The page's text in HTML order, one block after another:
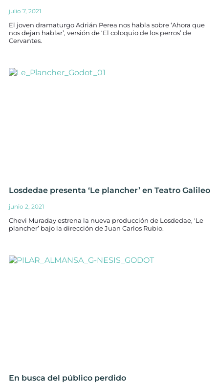
julio 7, 2021
El joven dramaturgo Adrián Perea nos habla sobre ‘Ahora que
nos dejan hablar’, versión de ‘El coloquio de los perros’ de
Cervantes.
Losdedae presenta ‘Le plancher’ en Teatro Galileo
junio 2, 2021
Chevi Muraday estrena la nueva producción de Losdedae, ‘Le
plancher’ bajo la dirección de Juan Carlos Rubio.
En busca del público perdido